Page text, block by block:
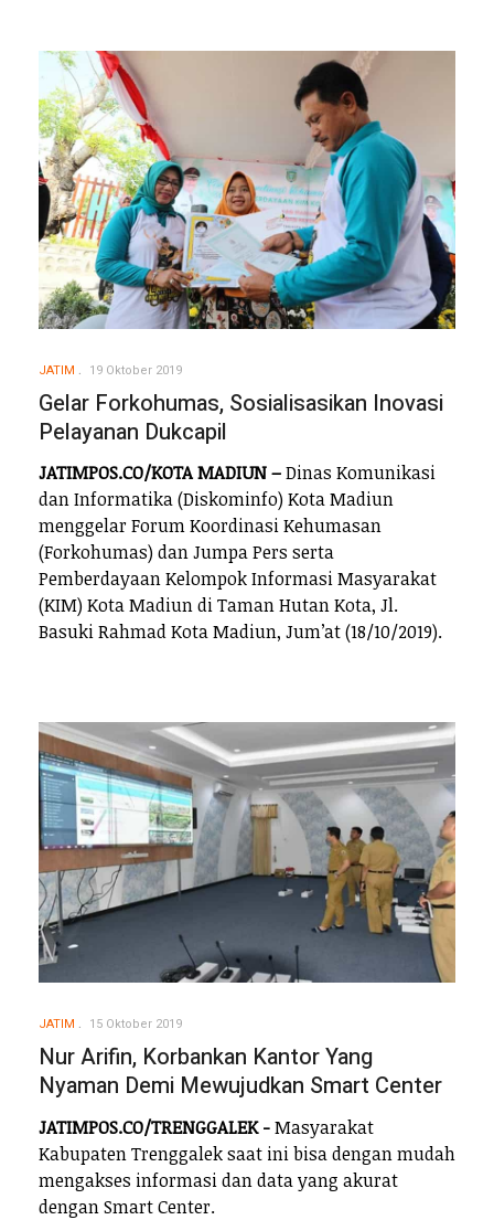
JATIM 19 Oktober 2019
Gelar Forkohumas, Sosialisasikan Inovasi
Pelayanan Dukcapil
JATIMPOS.CO/KOTA MADIUN –Dinas Komunikasi
dan Informatika (Diskominfo) Kota Madiun
menggelar Forum Koordinasi Kehumasan
(Forkohumas) dan Jumpa Pers serta
Pemberdayaan Kelompok Informasi Masyarakat
(KIM) Kota Madiun di Taman Hutan Kota, Jl.
Basuki Rahmad Kota Madiun, Jum’at (18/10/2019).
JATIM 15 Oktober 2019
Nur Arifin, Korbankan Kantor Yang
Nyaman Demi Mewujudkan Smart Center
JATIMPOS.CO/TRENGGALEK -Masyarakat
Kabupaten Trenggalek saat ini bisa dengan mudah
mengakses informasi dan data yang akurat
dengan Smart Center.